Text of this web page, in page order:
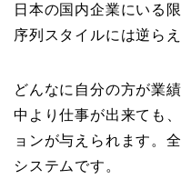
日本の国内企業にいる
序列スタイルには逆らえ
どんなに自分の方が業
中より仕事が出来ても
ョンが与えられます。
システムです。